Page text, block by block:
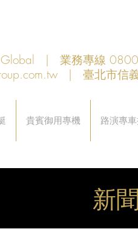
Global | 業務專線
| 臺北市信
貴賓御用專機 路演專
新